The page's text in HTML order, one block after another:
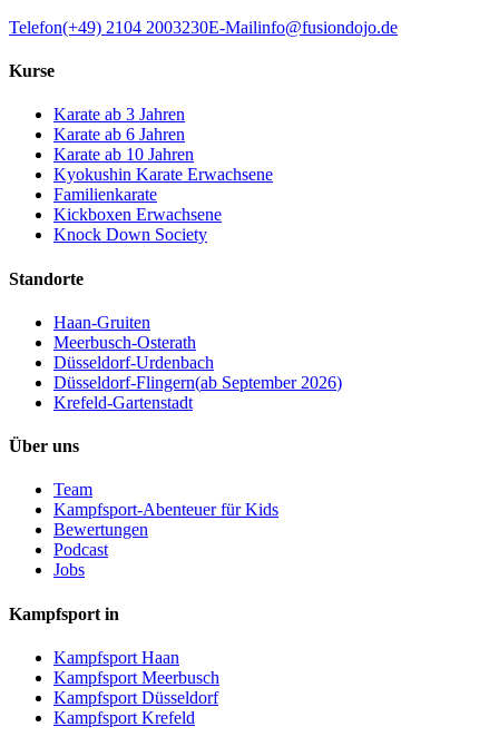
Telefon(+49) 2104 2003230E-Mailinfo@fusiondojo.de
Kurse
Karate ab 3 Jahren
Karate ab 6 Jahren
Karate ab 10 Jahren
Kyokushin Karate Erwachsene
Familienkarate
Kickboxen Erwachsene
Knock Down Society
Standorte
Haan-Gruiten
Meerbusch-Osterath
Düsseldorf-Urdenbach
Düsseldorf-Flingern(ab September 2026)
Krefeld-Gartenstadt
Über uns
Team
Kampfsport-Abenteuer für Kids
Bewertungen
Podcast
Jobs
Kampfsport in
Kampfsport Haan
Kampfsport Meerbusch
Kampfsport Düsseldorf
Kampfsport Krefeld